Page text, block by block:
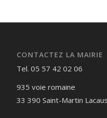
CONTACTEZ LA MAIRIE
Tel. 05 57 42 02 06
935 voie romaine
33 390 Saint-Martin